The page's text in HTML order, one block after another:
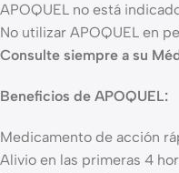
APOQUEL no está
No utilizar APOQUEL en
Consulte siempre a su
Beneficios de APOQUEL:
Medicamento de acción
Alivio en las primeras 4